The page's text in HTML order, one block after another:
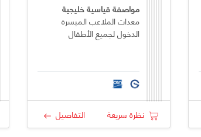
مواصفة قياسية خليجية
معدات الملاعب الميسرة
الدخول لجميع الأطفال
نظرة سريعة التفاصيل